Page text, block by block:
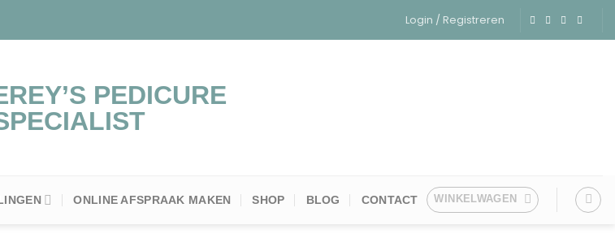
Login / Registreren
ONLINE AFSPRAAK MAKEN SHOP BLOG CONTACT WINKELWAGEN